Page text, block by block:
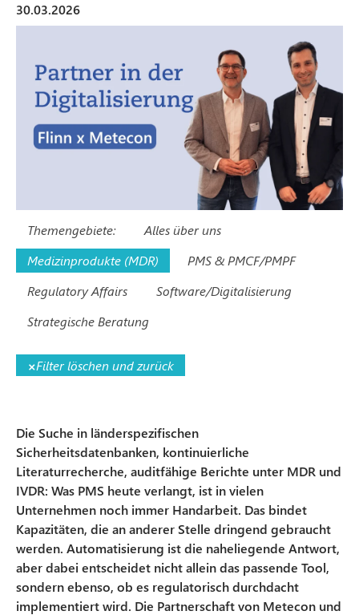
30.03.2026
Themengebiete:
Alles über uns
Medizinprodukte (MDR)
PMS & PMCF/PMPF
Regulatory Affairs
Software/Digitalisierung
Strategische Beratung
×Filter löschen und zurück
Die Suche in länderspezifischen
Sicherheitsdatenbanken, kontinuierliche
Literaturrecherche, auditfähige Berichte unter MDR und
IVDR: Was PMS heute verlangt, ist in vielen
Unternehmen noch immer Handarbeit. Das bindet
Kapazitäten, die an anderer Stelle dringend gebraucht
werden. Automatisierung ist die naheliegende Antwort,
aber dabei entscheidet nicht allein das passende Tool,
sondern ebenso, ob es regulatorisch durchdacht
implementiert wird. Die Partnerschaft von Metecon und